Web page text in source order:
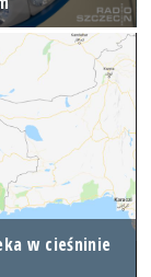
w cieśninie